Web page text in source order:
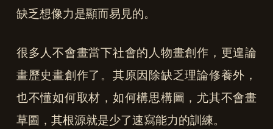
缺乏想像力是顯而易見的。
很多人不會畫當下社會的人物畫創作，更遑論
畫歷史畫創作了。其原因除缺乏理論修養外，
也不懂如何取材，如何構思構圖，尤其不會畫
草圖，其根源就是少了速寫能力的訓練。